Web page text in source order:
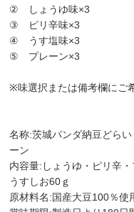
​② しょうゆ味×3
​③ ピリ辛味×3
④ うす塩味×3
⑤ プレーン×3
​※味選択または備考欄にご
名称:茨城パンダ納豆どら
ーン
内容量:しょうゆ・ピリ辛
うすしお60ｇ
原材料名:国産大豆100％使